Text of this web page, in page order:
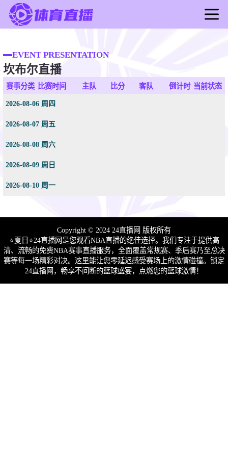
足球直播
篮球直播
足球录像
篮球新闻
EVENT PRESENTATION
坎布尔直播
赛事分类 比赛时间 主队 比分 客队 倒计时 当前状态
2026-08-06 周四
2026-08-07 周五
2026-08-08 周六
2026-08-09 周日
2026-08-10 周一
Copyright © 2024 24直播网 版权所有
⭐️夏日⭐24直播网是您观看NBA直播的绝佳选择。我们专注于提供高
清、流畅的免费NBA赛事直播服务，全面覆盖常规赛、季后赛乃至总决
赛等每一场精彩对决。这里能让您零延迟感受赛场上的激情碰撞。锁定
24直播网，畅享不间断的篮球盛宴，点燃您的篮球激情！